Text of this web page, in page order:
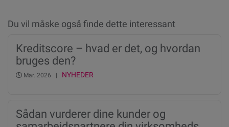
Du vil måske også finde dette interessant
Kreditscore – hvad er det, og hvordan
bruges den?
Mar. 2026 | NYHEDER
Sådan vurderer dine kunder og